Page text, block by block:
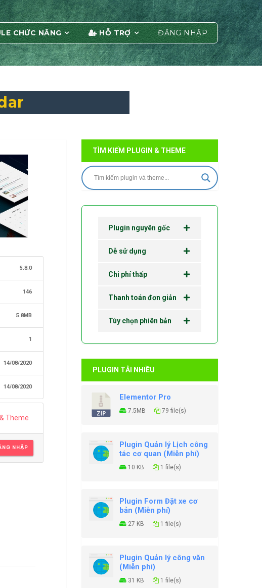
CHỨC NĂNG HỖ TRỢ ĐĂNG NHẬP
5.8.0
146
5.8MB
1
14/08/2020
14/08/2020
Theme
NHẬP
TÌM KIẾM PLUGIN & THEME
Plugin nguyên gốc
Dễ sử dụng
Chi phí thấp
Thanh toán đơn giản
Tùy chọn phiên bản
PLUGIN TẢI NHIỀU
Elementor Pro
7.5MB 79 file(s)
Plugin Quản lý Lịch công
tác cơ quan (Miễn phí)
10 KB 1 file(s)
Plugin Form Đặt xe cơ
bản (Miễn phí)
27 KB 1 file(s)
Plugin Quản lý công văn
(Miễn phí)
31 KB 1 file(s)